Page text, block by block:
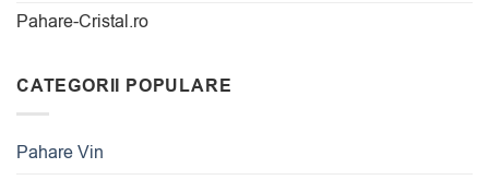
Pahare-Cristal.ro
CATEGORII POPULARE
Pahare Vin